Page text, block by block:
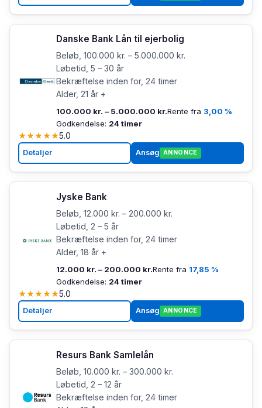
Danske Bank Lån til ejerbolig
Beløb, 100.000 kr. – 5.000.000 kr.
Løbetid, 5 – 30 år
Bekræftelse inden for, 24 timer
Alder, 21 år +
100.000 kr. – 5.000.000 kr.Rente fra 3,00 %
Godkendelse: 24 timer
★★★★★5.0
Detaljer Ansøg ANNONCE
Jyske Bank
Beløb, 12.000 kr. – 200.000 kr.
Løbetid, 2 – 5 år
Bekræftelse inden for, 24 timer
Alder, 18 år +
12.000 kr. – 200.000 kr.Rente fra 17,85 %
Godkendelse: 24 timer
★★★★★5.0
Detaljer Ansøg ANNONCE
Resurs Bank Samlelån
Beløb, 10.000 kr. – 300.000 kr.
Løbetid, 2 – 12 år
Bekræftelse inden for, 24 timer